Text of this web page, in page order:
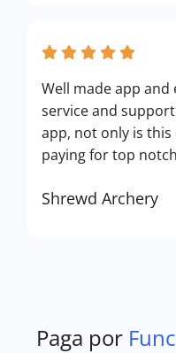
Well made app
service and
app, not only is
paying for top
Shrewd Archery
Paga por